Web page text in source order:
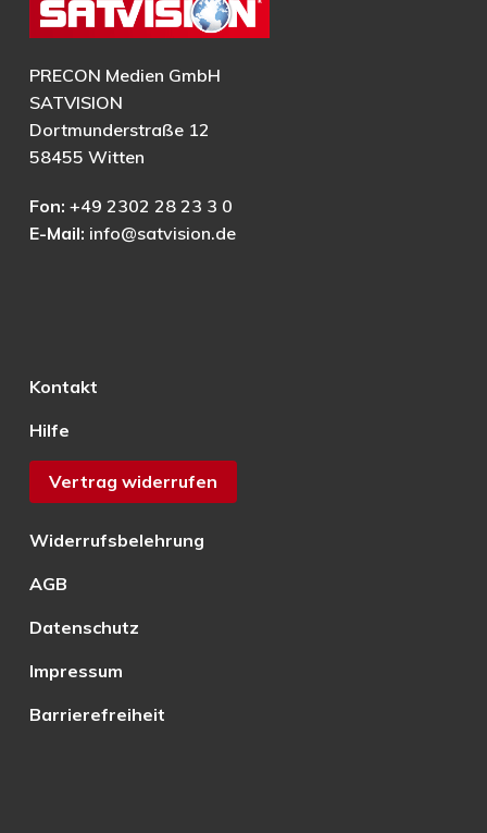
PRECON Medien GmbH
SATVISION
Dortmunderstraße 12
58455 Witten
Fon: +49 2302 28 23 3 0
E-Mail: info@satvision.de
Kontakt
Hilfe
Vertrag widerrufen
Widerrufsbelehrung
AGB
Datenschutz
Impressum
Barrierefreiheit